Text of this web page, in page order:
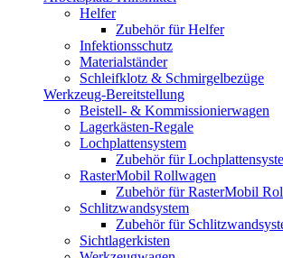
Helfer
Zubehör für Helfer
Infektionsschutz
Materialständer
Schleifklotz & Schmirgelbezüge
Werkzeug-Bereitstellung
Beistell- & Kommissionierwagen
Lagerkästen-Regale
Lochplattensystem
Zubehör für
RasterMobil Rollwagen
Zubehör für RasterMobil
Schlitzwandsystem
Zubehör für
Sichtlagerkisten